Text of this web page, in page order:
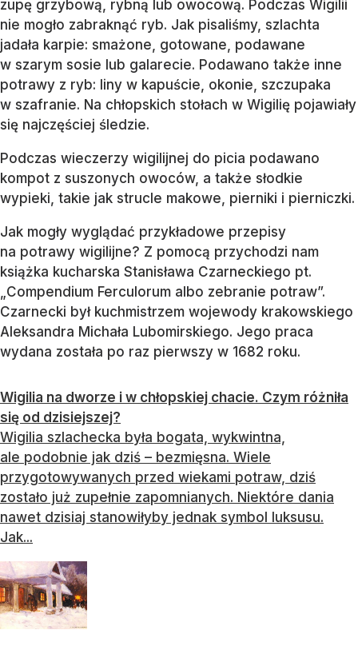
zupę grzybową, rybną lub owocową. Podczas Wigilii
nie mogło zabraknąć ryb. Jak pisaliśmy, szlachta
jadała karpie: smażone, gotowane, podawane
w szarym sosie lub galarecie. Podawano także inne
potrawy z ryb: liny w kapuście, okonie, szczupaka
w szafranie. Na chłopskich stołach w Wigilię pojawiały
się najczęściej śledzie.
Podczas wieczerzy wigilijnej do picia podawano
kompot z suszonych owoców, a także słodkie
wypieki, takie jak strucle makowe, pierniki i pierniczki.
Jak mogły wyglądać przykładowe przepisy
na potrawy wigilijne? Z pomocą przychodzi nam
książka kucharska Stanisława Czarneckiego pt.
„Compendium Ferculorum albo zebranie potraw”.
Czarnecki był kuchmistrzem wojewody krakowskiego
Aleksandra Michała Lubomirskiego. Jego praca
wydana została po raz pierwszy w 1682 roku.
Wigilia na dworze i w chłopskiej chacie. Czym różniła
się od dzisiejszej?
Wigilia szlachecka była bogata, wykwintna,
ale podobnie jak dziś – bezmięsna. Wiele
przygotowywanych przed wiekami potraw, dziś
zostało już zupełnie zapomnianych. Niektóre dania
nawet dzisiaj stanowiłyby jednak symbol luksusu.
Jak...